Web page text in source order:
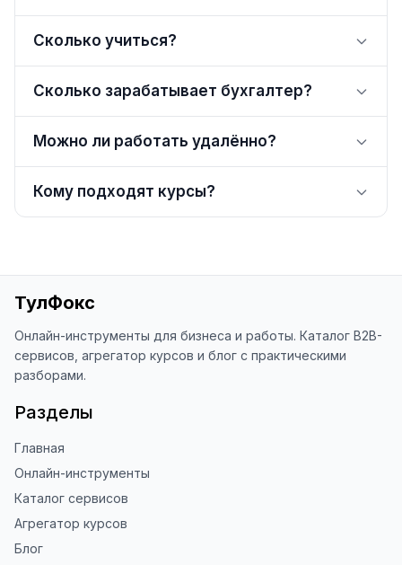
Сколько учиться?
Сколько зарабатывает бухгалтер?
Можно ли работать удалённо?
Кому подходят курсы?
ТулФокс
Онлайн-инструменты для бизнеса и работы. Каталог B2B-
сервисов, агрегатор курсов и блог с практическими
разборами.
Разделы
Главная
Онлайн-инструменты
Каталог сервисов
Агрегатор курсов
Блог